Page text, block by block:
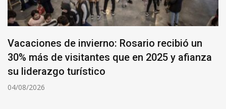
Vacaciones de invierno: Rosario recibió un
30% más de visitantes que en 2025 y afianza
su liderazgo turístico
04/08/2026